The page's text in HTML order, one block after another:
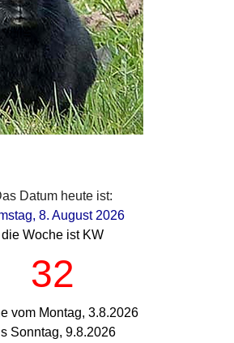
Datum heute ist:
8. August 2026
die Woche ist KW
32
vom Montag, 3.8.2026
Sonntag, 9.8.2026